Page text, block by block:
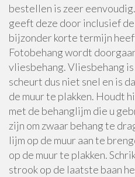
bestellen is zeer
geeft deze door inclusief
bijzonder korte termijn
Fotobehang wordt
vliesbehang. Vliesbehang
scheurt dus niet snel en is
de muur te plakken. Houdt
met de behanglijm die u
zijn om zwaar behang te
lijm op de muur aan te
op de muur te plakken.
strook op de laatste baan